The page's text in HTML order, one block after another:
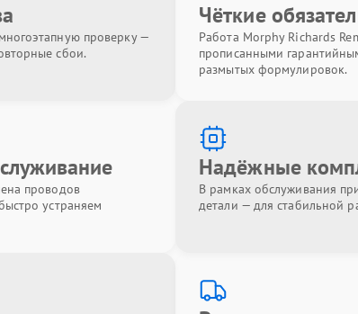
проверку —
сбои.
Чёткие
Работа Morphy Richards
прописанными
размытых формулировок.
проводов
устраняем
Надёжные
В рамках обслуживания
детали — для стабильной